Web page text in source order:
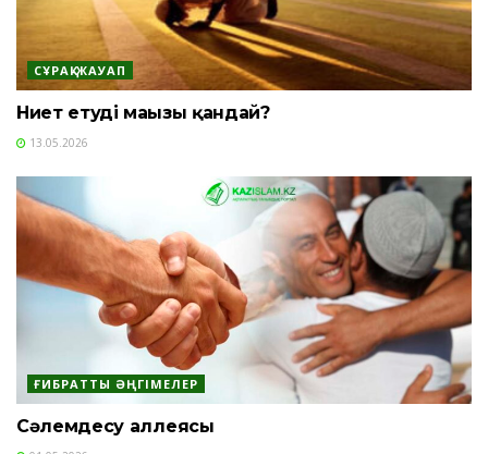
СҰРАҚ-ЖАУАП
Ниет етудің маңызы қандай?
13.05.2026
ҒИБРАТТЫ ӘҢГІМЕЛЕР
Сәлемдесу аллеясы